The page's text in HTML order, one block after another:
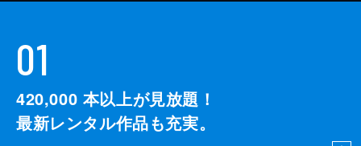
01
420,000 本以上が見放題！
最新レンタル作品も充実。